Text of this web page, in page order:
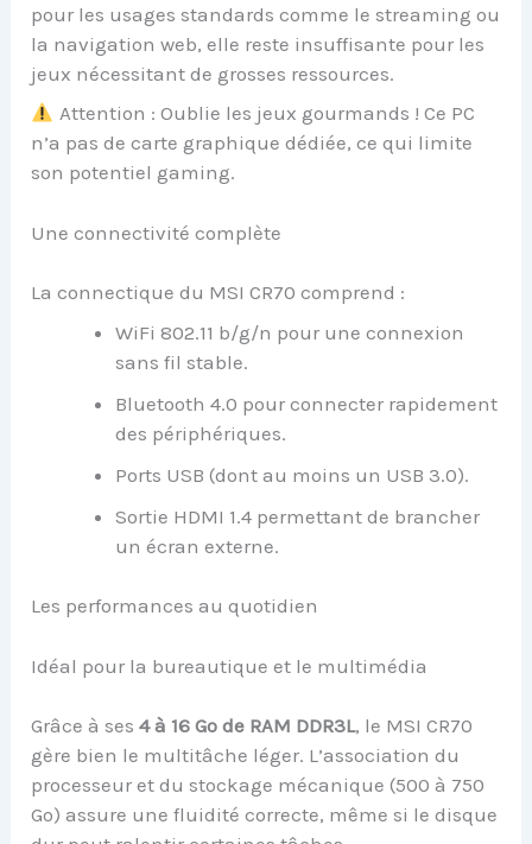
pour les usages standards comme le streaming ou
la navigation web, elle reste insuffisante pour les
jeux nécessitant de grosses ressources.
Attention : Oublie les jeux gourmands ! Ce PC
n’a pas de carte graphique dédiée, ce qui limite
son potentiel gaming.
Une connectivité complète
La connectique du MSI CR70 comprend :
WiFi 802.11 b/g/n pour une connexion
sans fil stable.
Bluetooth 4.0 pour connecter rapidement
des périphériques.
Ports USB (dont au moins un USB 3.0).
Sortie HDMI 1.4 permettant de brancher
un écran externe.
Les performances au quotidien
Idéal pour la bureautique et le multimédia
Grâce à ses4 à 16 Go de RAM DDR3L, le MSI CR70
gère bien le multitâche léger. L’association du
processeur et du stockage mécanique (500 à 750
Go) assure une fluidité correcte, même si le disque